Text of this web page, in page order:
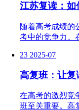
江苏复读：
随着高考成绩
考中的竞争力。
23 2025-07
高复班：让复
在高考的激烈竞
班至关重要。高